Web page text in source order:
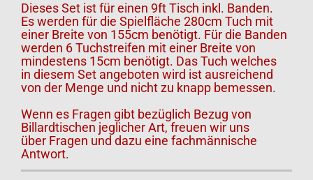
Dieses Set ist für einen 9ft Tisch inkl. Banden.
Es werden für die Spielfläche 280cm Tuch mit
einer Breite von 155cm benötigt. Für die Banden
werden 6 Tuchstreifen mit einer Breite von
mindestens 15cm benötigt. Das Tuch welches
in diesem Set angeboten wird ist ausreichend
von der Menge und nicht zu knapp bemessen.
Wenn es Fragen gibt bezüglich Bezug von
Billardtischen jeglicher Art, freuen wir uns
über Fragen und dazu eine fachmännische
Antwort.